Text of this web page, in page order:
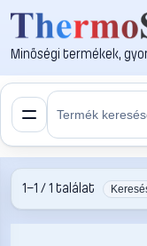
Minőségi termékek,
1–1 / 1 találat